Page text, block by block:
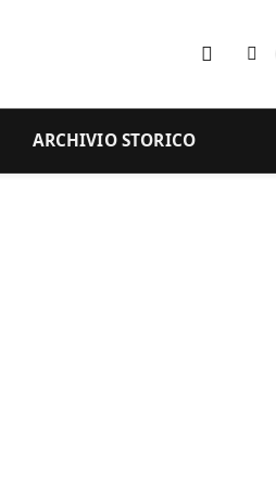
ARCHIVIO STORICO